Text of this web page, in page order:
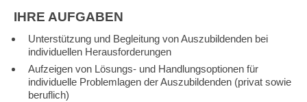
IHRE AUFGABEN
Unterstützung und Begleitung von Auszubildenden bei
individuellen Herausforderungen
Aufzeigen von Lösungs- und Handlungsoptionen für
individuelle Problemlagen der Auszubildenden (privat sowie
beruflich)